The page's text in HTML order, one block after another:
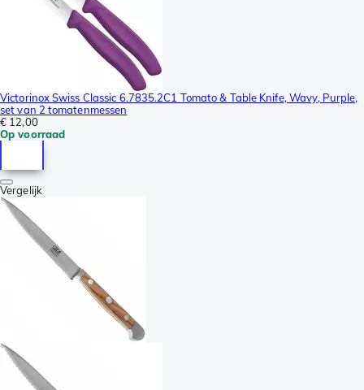
Victorinox Swiss Classic 6.7835.2C1 Tomato & Table Knife, Wavy, Purple,
set van 2 tomatenmessen
€ 12,00
Op voorraad
Vergelijk